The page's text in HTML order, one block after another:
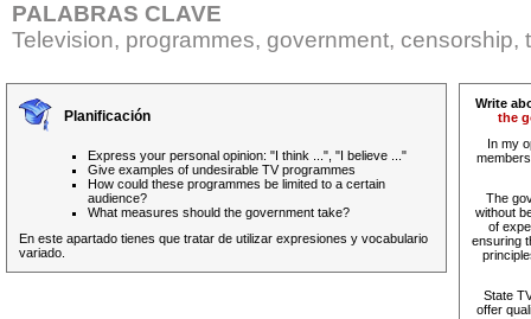
PALABRAS CLAVE
Television, programmes, government, censorship,
Planificación
Express your personal opinion: "I think ...", "I believe ..."
Give examples of undesirable TV programmes
How could these programmes be limited to a certain
audience?
What measures should the government take?
En este apartado tienes que tratar de utilizar expresiones y vocabulario
variado.
Write
the
In my
The
without
of
ensuring
State
offer